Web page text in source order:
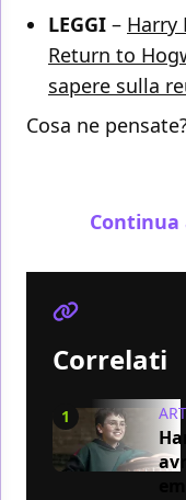
LEGGI – Harry
Return to
sapere sulla
Cosa ne
Continua
Correlati
1